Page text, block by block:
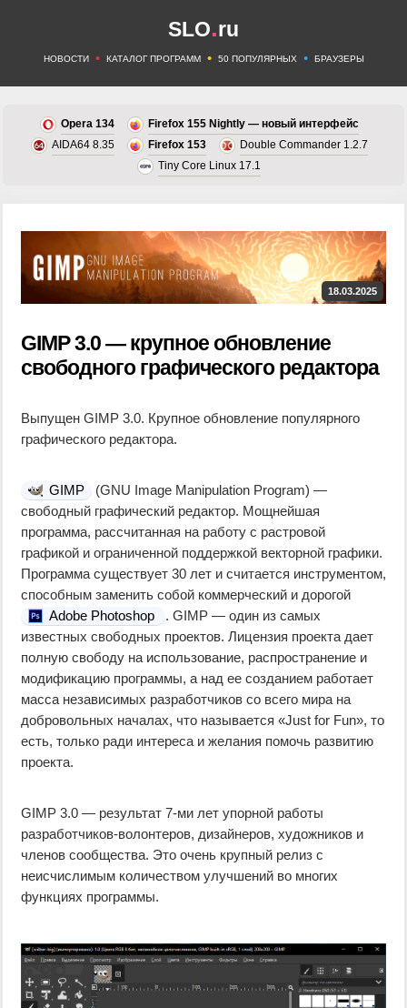
SLO.ru
НОВОСТИ • КАТАЛОГ ПРОГРАММ • 50 ПОПУЛЯРНЫХ • БРАУЗЕРЫ
Opera 134
Firefox 155 Nightly — новый интерфейс
AIDA64 8.35
Firefox 153
Double Commander 1.2.7
Tiny Core Linux 17.1
18.03.2025
GIMP 3.0 — крупное обновление
свободного графического редактора
Выпущен GIMP 3.0. Крупное обновление популярного
графического редактора.
GIMP
(GNU Image Manipulation Program) —
свободный графический редактор. Мощнейшая
программа, рассчитанная на работу с растровой
графикой и ограниченной поддержкой векторной графики.
Программа существует 30 лет и считается инструментом,
способным заменить собой коммерческий и дорогой
Adobe Photoshop
. GIMP — один из самых
известных свободных проектов. Лицензия проекта дает
полную свободу на использование, распространение и
модификацию программы, а над ее созданием работает
масса независимых разработчиков со всего мира на
добровольных началах, что называется «Just for Fun», то
есть, только ради интереса и желания помочь развитию
проекта.
GIMP 3.0 — результат 7-ми лет упорной работы
разработчиков-волонтеров, дизайнеров, художников и
членов сообщества. Это очень крупный релиз с
неисчислимым количеством улучшений во многих
функциях программы.